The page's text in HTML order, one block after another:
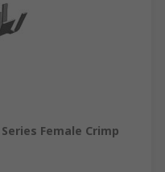
Female Crimp